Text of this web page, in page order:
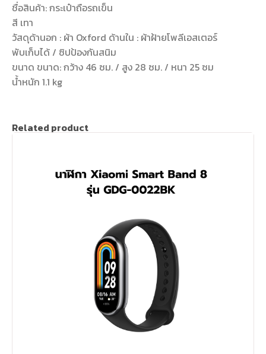
ชื่อสินค้า: กระเป๋าถือรถเข็น
สี เทา
วัสดุด้านอก : ผ้า Oxford ด้านใน : ผ้าฝ้ายโพลีเอสเตอร์
พับเก็บได้ / ซิปป้องกันสนิม
ขนาด ขนาด: กว้าง 46 ซม. / สูง 28 ซม. / หนา 25 ซม
น้ำหนัก 1.1 kg
Related product